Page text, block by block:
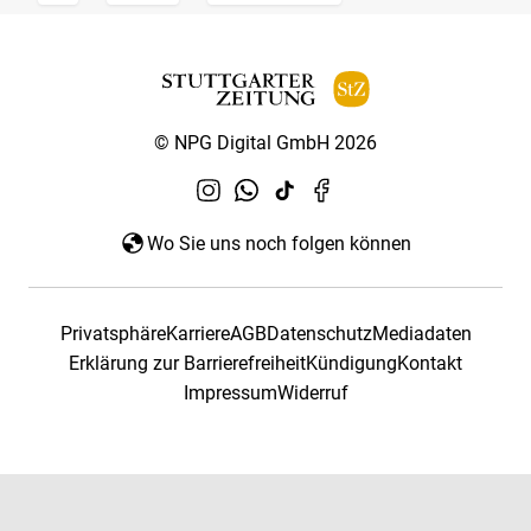
© NPG Digital GmbH 2026
Wo Sie uns noch folgen können
PrivatsphäreKarriereAGBDatenschutzMediadaten
Erklärung zur BarrierefreiheitKündigungKontakt
ImpressumWiderruf